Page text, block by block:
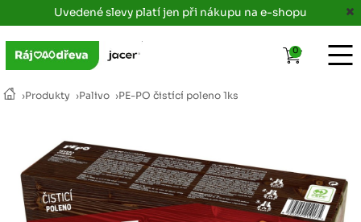
Uvedené slevy platí jen při nákupu na e-shopu
›Produkty ›Palivo ›PE-PO čistící poleno 1ks
0